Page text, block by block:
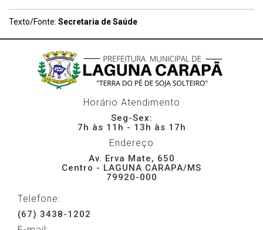
Texto/Fonte: Secretaria de Saúde
Horário Atendimento
Seg-Sex:
7h às 11h - 13h às 17h
Endereço
Av. Erva Mate, 650
Centro - LAGUNA CARAPA/MS
79920-000
Telefone:
(67) 3438-1202